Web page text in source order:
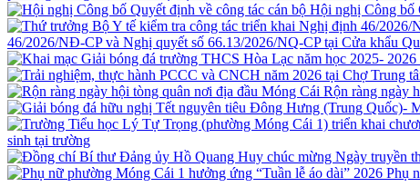
Hội nghị Công bố
46/2026/NĐ-CP và Nghị quyết số 66.13/2026/NQ-CP tại Cửa khẩu
Rộn ràng ngày
sinh tại trường
Phụ